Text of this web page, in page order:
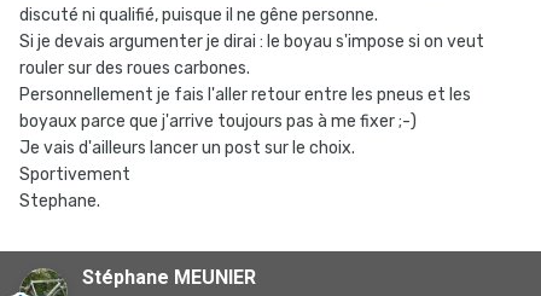
discuté ni qualifié, puisque il ne gêne personne.
Si je devais argumenter je dirai : le boyau s'impose si on veut
rouler sur des roues carbones.
Personnellement je fais l'aller retour entre les pneus et les
boyaux parce que j'arrive toujours pas à me fixer ;-)
Je vais d'ailleurs lancer un post sur le choix.
Sportivement
Stephane.
Stéphane MEUNIER